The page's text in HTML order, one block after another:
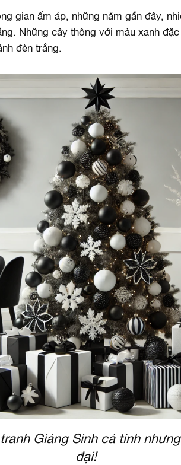
gian ấm áp, những năm gần đây,
Những cây thông với màu xanh
đèn trắng.
Giáng Sinh cá tính
đại!